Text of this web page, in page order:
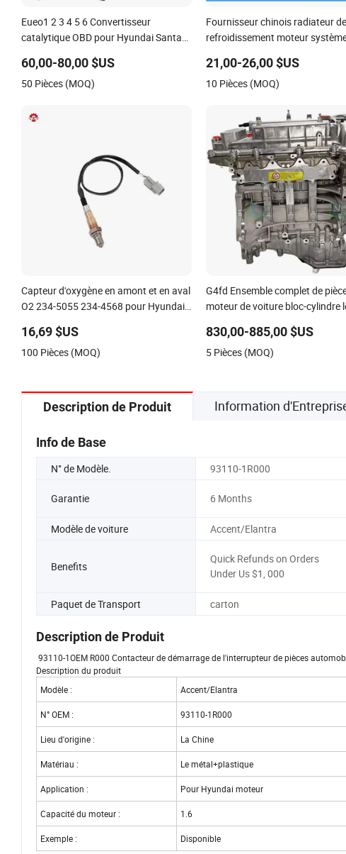
Eueo1 2 3 4 5 6 Convertisseur
catalytique OBD pour Hyundai Santa
Sportage IX25 IX35 IX45 Tucson
60,00-80,00 $US
50 Pièces (MOQ)
Fournisseur chinois radiateur de
refroidissement moteur
Hyundai Accent/Solaris'11- chez
Rio'11- OEM 25310-1r150 Dpi
21,00-26,00 $US
10 Pièces (MOQ)
Capteur d'oxygène en amont et en aval
O2 234-5055 234-4568 pour Hyundai
2012-2018 OE 39210-2b110 39210-
2b210
16,69 $US
100 Pièces (MOQ)
G4fd Ensemble complet de
moteur de voiture bloc-cylindre
Ceed
830,00-885,00 $US
5 Pièces (MOQ)
Description de Produit Information
Info de Base
N° de Modèle. 93110-1R000
Garantie 6 Months
Modèle de voiture Accent/Elantra
Benefits
Quick Refunds on Orders
Under Us $1, 000
Paquet de Transport
carton
Description de Produit
93110-1OEM R000 Contacteur de démarrage de l'interrupteur de pièces
Description du produit
Modèle :
Accent/Elantra
N° OEM : 93110-1R000
Lieu d'origine : La Chine
Matériau : Le métal+plastique
Application : Pour Hyundai moteur
Capacité du moteur : 1.6
Exemple : Disponible